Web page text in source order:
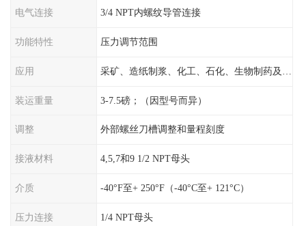
电气连接 3/4 NPT内螺纹导管连接
功能特性 压力调节范围
应用
装运重量 3-7.5磅；（因型号而异）
调整 外部螺丝刀槽调整和量程刻度
接液材料 4,5,7和9 1/2 NPT母头
介质 -40°F至+ 250°F（-40°C至+ 121°C）
压力连接 1/4 NPT母头